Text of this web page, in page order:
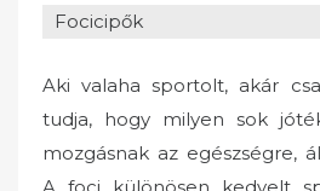
Focicipők
Aki valaha sportolt, akár
tudja, hogy milyen sok
mozgásnak az egészségre,